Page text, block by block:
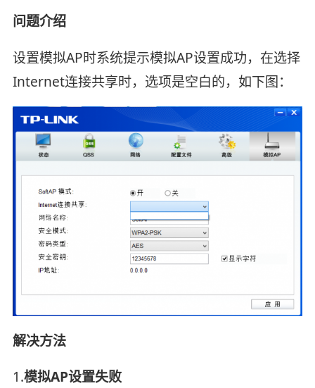
问题介绍
设置模拟AP时系统提示模拟AP设置成功，在选择
Internet连接共享时，选项是空白的，如下图：
解决方法
1.模拟AP设置失败